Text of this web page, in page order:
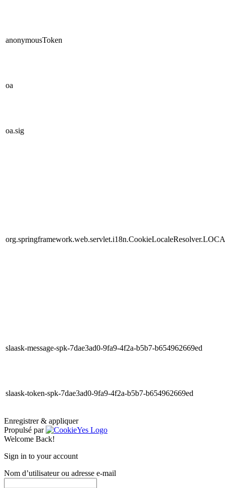
anonymousToken
oa
oa.sig
slaask-message-spk-7dae3ad0-9fa9-4f2a-b5b7-b654962669ed
slaask-token-spk-7dae3ad0-9fa9-4f2a-b5b7-b654962669ed
Enregistrer & appliquer
Propulsé par
Welcome Back!
Sign in to your account
Nom d’utilisateur ou adresse e-mail